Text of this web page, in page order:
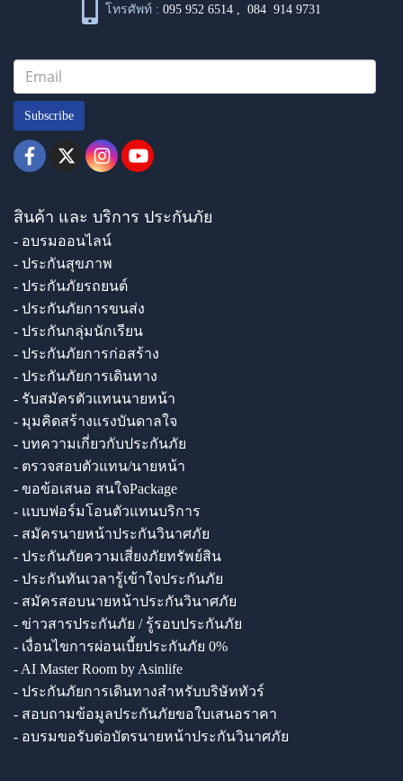
โทรศัพท์ : 095 952 6514 ,084 914 9731
Subscribe
สินค้า และ บริการ ประกันภัย
- อบรมออนไลน์
- ประกันสุขภาพ
- ประกันภัยรถยนต์
- ประกันภัยการขนส่ง
- ประกันกลุ่มนักเรียน
- ประกันภัยการก่อสร้าง
- ประกันภัยการเดินทาง
- รับสมัครตัวแทนนายหน้า
- มุมคิดสร้างแรงบันดาลใจ
- บทความเกี่ยวกับประกันภัย
- ตรวจสอบตัวแทน/นายหน้า
- ขอข้อเสนอ สนใจPackage
- แบบฟอร์มโอนตัวแทนบริการ
- สมัครนายหน้าประกันวินาศภัย
- ประกันภัยความเสี่ยงภัยทรัพย์สิน
- ประกันทันเวลารู้เข้าใจประกันภัย
- สมัครสอบนายหน้าประกันวินาศภัย
- ข่าวสารประกันภัย / รู้รอบประกันภัย
- เงื่อนไขการผ่อนเบี้ยประกันภัย 0%
- AI Master Room by Asinlife
- ประกันภัยการเดินทางสำหรับบริษัททัวร์
- สอบถามข้อมูลประกันภัยขอใบเสนอราคา
- อบรมขอรับต่อบัตรนายหน้าประกันวินาศภัย